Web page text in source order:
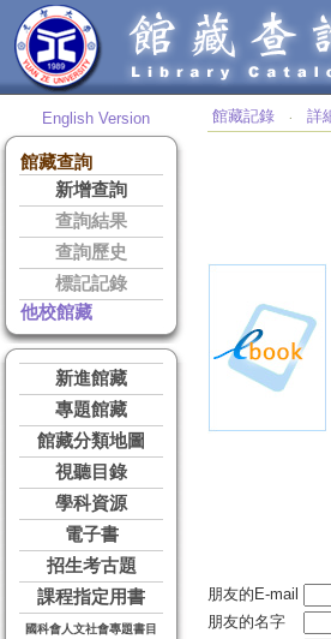
English Version
館藏查詢
新增查詢
查詢結果
查詢歷史
標記記錄
他校館藏
新進館藏
專題館藏
館藏分類地圖
視聽目錄
學科資源
電子書
招生考古題
課程指定用書
國科會人文社會專題書目
館藏記錄 ‧ 詳
朋友的E-mail
朋友的名字